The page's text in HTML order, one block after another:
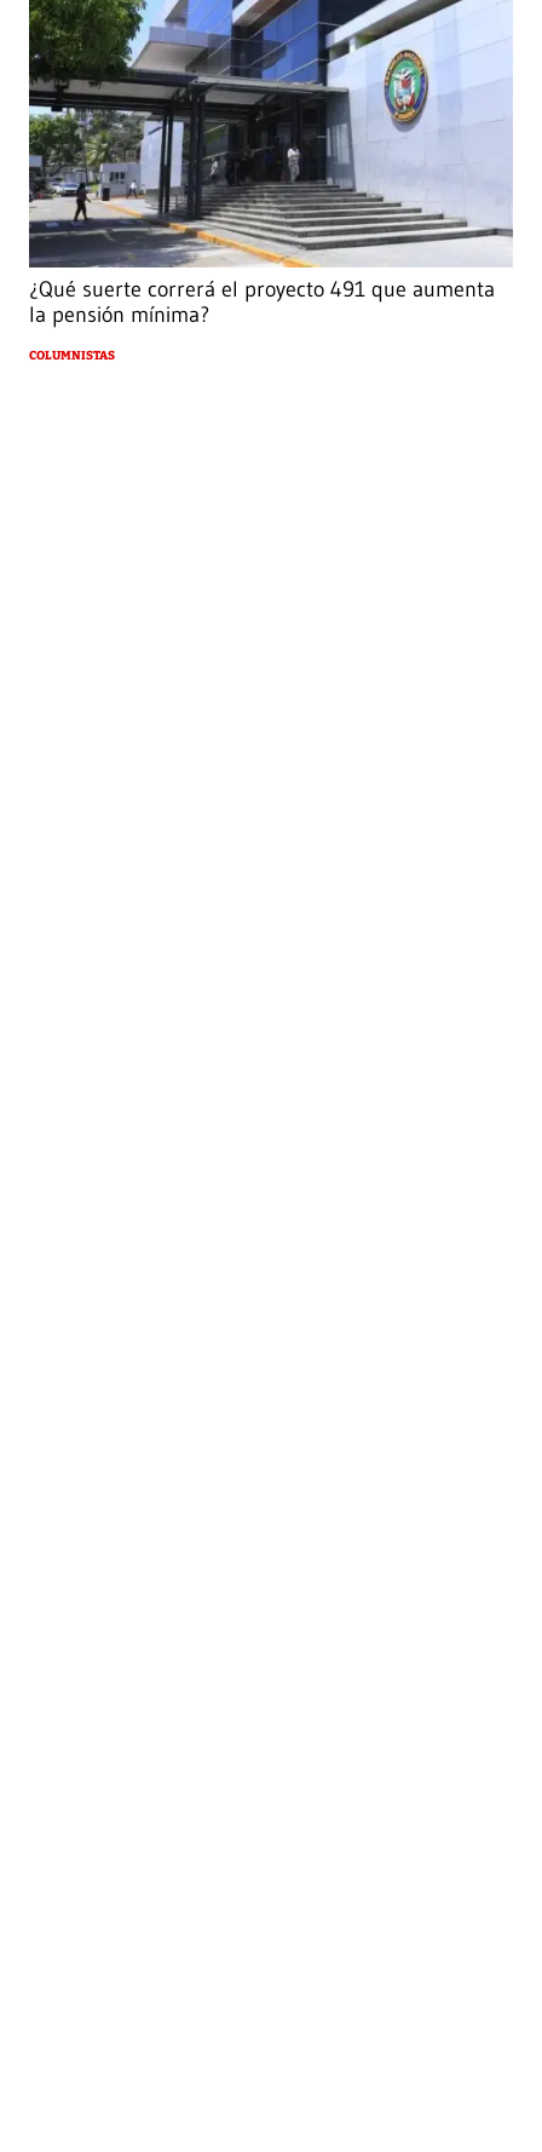
¿Qué suerte correrá el proyecto 491 que aumenta
la pensión mínima?
COLUMNISTAS